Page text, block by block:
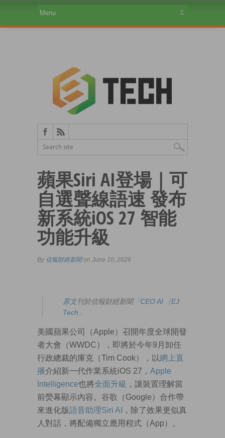
蘋果Siri AI登場｜可
自選聲線語速 發布
新系統iOS 27 智能
功能升級
By 信報財經新聞on June 10, 2026
原文刊於信報財經新聞「CEO AI⎹ EJ
Tech 」
美國蘋果公司（Apple）召開年度全球開發
者大會（WWDC），即將於今年9月卸任
行政總裁的庫克（Tim Cook），以網上直
播介紹新一代作業系統iOS 27， Apple
Intelligence也將全面升級 ，讓裝置理解當
前熒幕顯示內容。谷歌（Google）合作帶
來進化版語音助理Siri AI
，除了效果更似真
人對話，將配備獨立應用程式（App）。